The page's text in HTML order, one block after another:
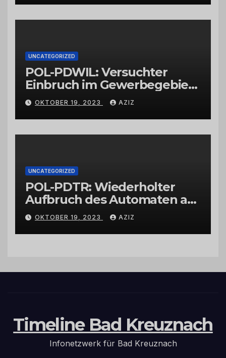
UNCATEGORIZED
POL-PDWIL: Versuchter
Einbruch im Gewerbegebiet
Wittlich
OKTOBER 19, 2023 AZIZ
UNCATEGORIZED
POL-PDTR: Wiederholter
Aufbruch des Automaten am
Wohnmobilstellplatz in
Hermeskeil am Labachweg
OKTOBER 19, 2023 AZIZ
Timeline Bad Kreuznach
Infonetzwerk für Bad Kreuznach